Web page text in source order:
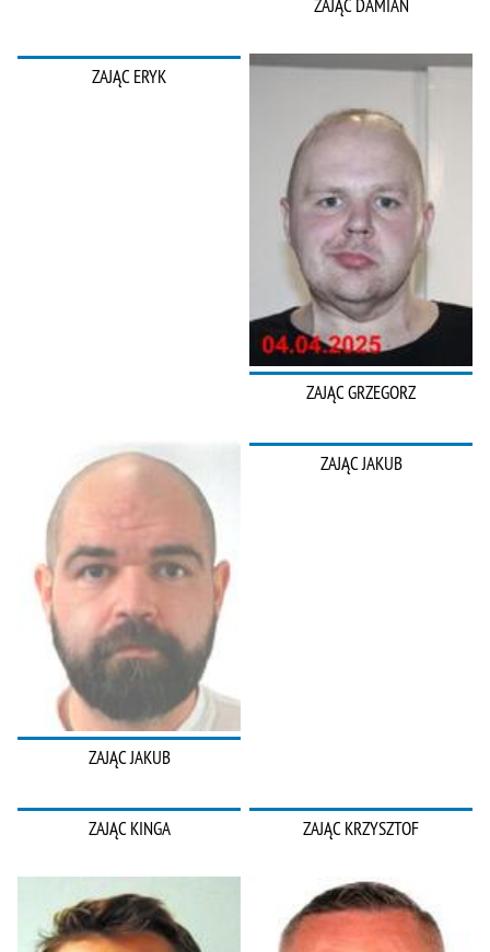
ZAJĄC DAMIAN
ZAJĄC ERYK
ZAJĄC GRZEGORZ
ZAJĄC JAKUB
ZAJĄC JAKUB
ZAJĄC KINGA ZAJĄC KRZYSZTOF